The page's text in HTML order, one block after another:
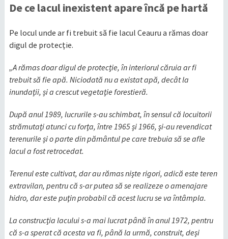
De ce lacul inexistent apare încă pe hartă
Pe locul unde ar fi trebuit să fie lacul Ceauru a rămas doar
digul de protecție.
„A rămas doar digul de protecţie, în interiorul căruia ar fi
trebuit să fie apă. Niciodată nu a existat apă, decât la
inundaţii, şi a crescut vegetaţie forestieră.
După anul 1989, lucrurile s-au schimbat, în sensul că locuitorii
strămutaţi atunci cu forţa, între 1965 şi 1966, şi-au revendicat
terenurile şi o parte din pământul pe care trebuia să se afle
lacul a fost retrocedat.
Terenul este cultivat, dar au rămas nişte rigori, adică este teren
extravilan, pentru că s-ar putea să se realizeze o amenajare
hidro, dar este puţin probabil că acest lucru se va întâmpla.
La construcţia lacului s-a mai lucrat până în anul 1972, pentru
că s-a sperat că acesta va fi, până la urmă, construit, deşi